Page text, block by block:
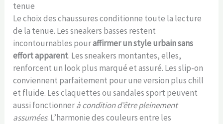
tenue
Le choix des chaussures conditionne toute la lecture
de la tenue. Les sneakers basses restent
incontournables pouraffirmer un style urbain sans
effort apparent. Les sneakers montantes, elles,
renforcent un look plus marqué et assuré. Les slip-on
conviennent parfaitement pour une version plus chill
et fluide. Les claquettes ou sandales sport peuvent
aussi fonctionnerà condition d’être pleinement
assumées. L’harmonie des couleurs entre les